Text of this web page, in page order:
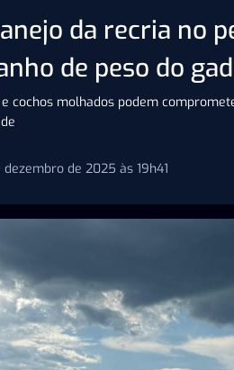
da recria no
de peso do
cochos molhados podem
dezembro de 2025 às 19h41